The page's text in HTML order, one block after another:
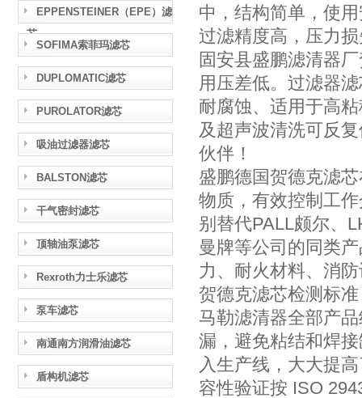
EPPENSTEINER（EPE）滤
芯
SOFIMA索菲玛滤芯
DUPLOMATIC滤芯
PUROLATOR滤芯
吸油过滤器滤芯
BALSTON滤芯
干气密封滤芯
顶轴油泵滤芯
Rexroth力士乐滤芯
泵车滤芯
南通南方润滑油滤芯
盾构机滤芯
中，结构简单，使
过滤精度高，压力
固安县盛鹏滤清器
用压差低。过滤器
耐腐蚀、适用于高
及超声波清洗可反
伙伴！
盛鹏德国贺德克滤
物质，有效控制工
别替代PALL颇尔、
曼牌等公司的同类
力、耐火材料、消
贺德克滤芯检测标
马勒滤清器全部产
漏，避免粘结和焊
入生产线，大大提
容性验证按 ISO